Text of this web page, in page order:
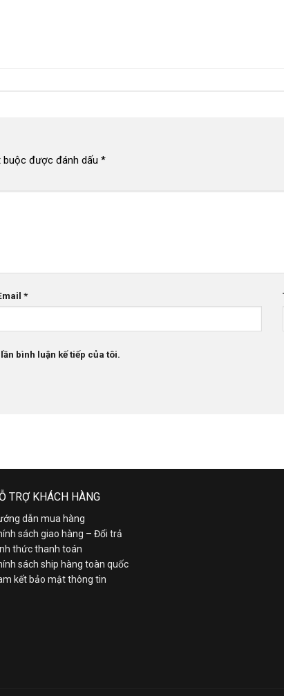
được đánh dấu *
*
bình luận kế tiếp của tôi.
TRỢ KHÁCH HÀNG
dẫn mua hàng
sách giao hàng – Đổi trả
thức thanh toán
sách ship hàng toàn quốc
kết bảo mật thông tin